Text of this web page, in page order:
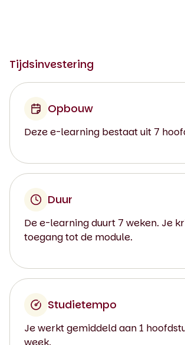
Tijdsinvestering
Opbouw
Deze e-learning bestaat uit 7
Duur
De e-learning duurt 7 weken. Je
toegang tot de module.
Studietempo
Je werkt gemiddeld aan 1
week.